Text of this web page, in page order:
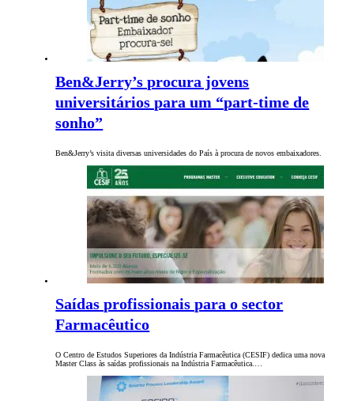
Ben&Jerry’s procura jovens
universitários para um “part-time de
sonho”
Ben&Jerry’s visita diversas universidades do País à procura de novos embaixadores.
Saídas profissionais para o sector
Farmacêutico
O Centro de Estudos Superiores da Indústria Farmacêutica (CESIF) dedica uma nova
Master Class às saídas profissionais na Indústria Farmacêutica.…